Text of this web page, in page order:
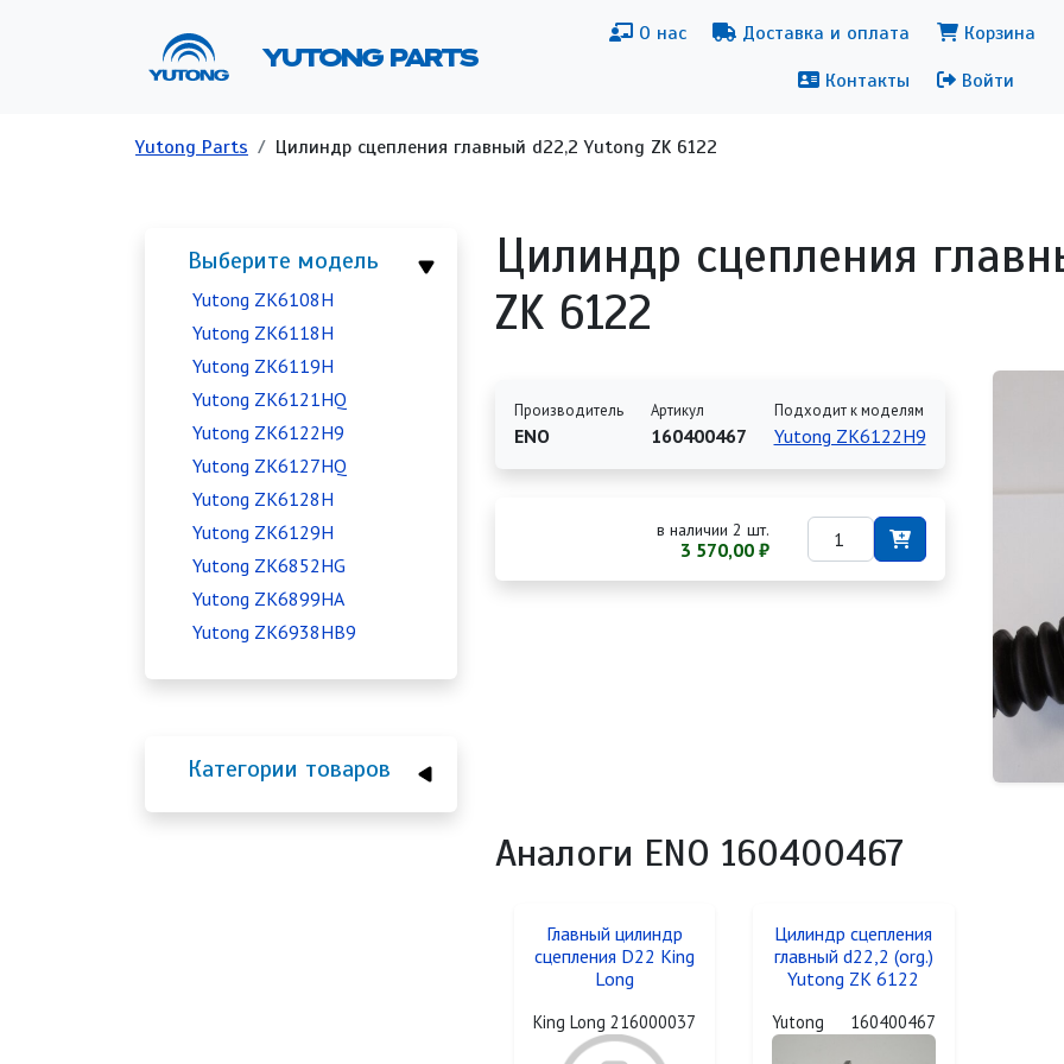
YUTONG PARTS
Основная навигация
О нас
Доставка и оплата
Контакты
Меню
Корзина
Войти
Строка навигации
Yutong Parts Цилиндр сцепления главный d22,2 Yutong ZK 6122
Выберите модель
Yutong ZK6108H
Yutong ZK6118H
Yutong ZK6119H
Yutong ZK6121HQ
Yutong ZK6122H9
Yutong ZK6127HQ
Yutong ZK6128H
Yutong ZK6129H
Yutong ZK6852HG
Yutong ZK6899HA
Yutong ZK6938HB9
Категории товаров
Цилиндр сцепления
ZK 6122
Производитель
ENO
Артикул
160400467
Подходит к моделям
Yutong ZK6122H9
в наличии 2 шт.
3 570,00 ₽
Аналоги ENO 160400467
Главный цилиндр
сцепления D22 King
Long
King Long 216000037
Цилиндр сцепления
главный d22,2 (org.)
Yutong ZK 6122
Yutong 160400467